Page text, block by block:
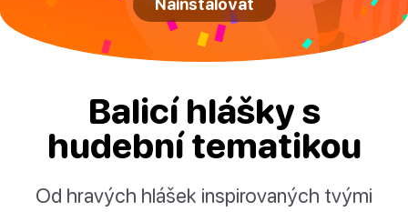
Nainstalovat
Balicí hlášky s
hudební tematikou
Od hravých hlášek inspirovaných tvými